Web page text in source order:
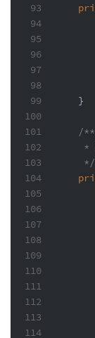
93
94
95
96
97
98
99
100
101
102
103
104
105
106
107
108
109
110
111
112
113
114
    }
/**
*
     */